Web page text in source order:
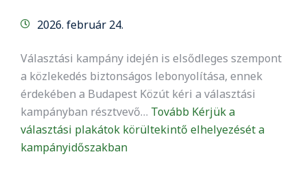
2026. február 24.
Választási kampány idején is elsődleges szempont
a közlekedés biztonságos lebonyolítása, ennek
érdekében a Budapest Közút kéri a választási
kampányban résztvevő… Tovább Kérjük a
választási plakátok körültekintő elhelyezését a
kampányidőszakban